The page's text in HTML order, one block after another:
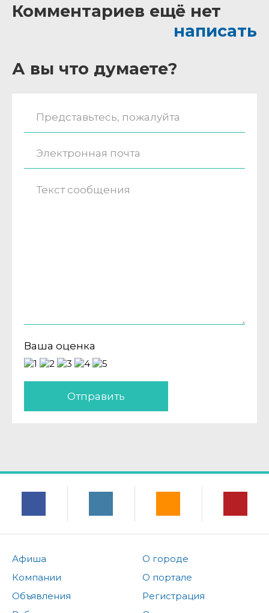
Комментариев ещё нет
написать
А вы что думаете?
Ваша оценка
Отправить
Афиша
Компании
Объявления
О городе
О портале
Регистрация